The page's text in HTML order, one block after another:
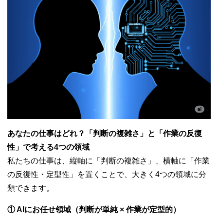
あなたの仕事はどれ？「判断の複雑さ」と「作業の反復
性」で考える4つの領域
私たちの仕事は、縦軸に「判断の複雑さ」、横軸に「作業
の反復性・定型性」を置くことで、大きく4つの領域に分
類できます。
① AIにお任せ領域（判断が単純 × 作業が定型的）